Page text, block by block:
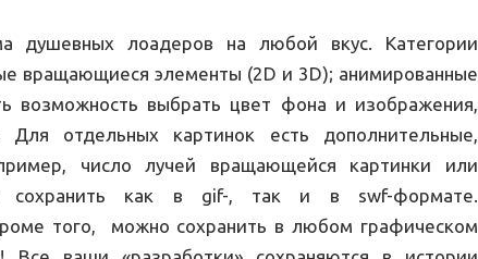
душевных лоадеров на любой вкус. Категории
вращающиеся элементы (2D и 3D); анимированные
возможность выбрать цвет фона и изображения,
Для отдельных картинок есть дополнительные,
число лучей вращающейся картинки или
сохранить как в gif-, так и в swf-формате.
того, можно сохранить в любом графическом